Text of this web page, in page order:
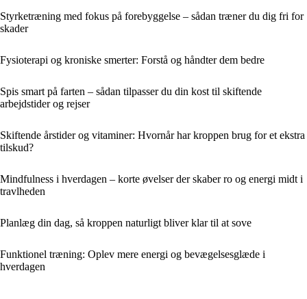
Styrketræning med fokus på forebyggelse – sådan træner du dig fri for
skader
Fysioterapi og kroniske smerter: Forstå og håndter dem bedre
Spis smart på farten – sådan tilpasser du din kost til skiftende
arbejdstider og rejser
Skiftende årstider og vitaminer: Hvornår har kroppen brug for et ekstra
tilskud?
Mindfulness i hverdagen – korte øvelser der skaber ro og energi midt i
travlheden
Planlæg din dag, så kroppen naturligt bliver klar til at sove
Funktionel træning: Oplev mere energi og bevægelsesglæde i
hverdagen